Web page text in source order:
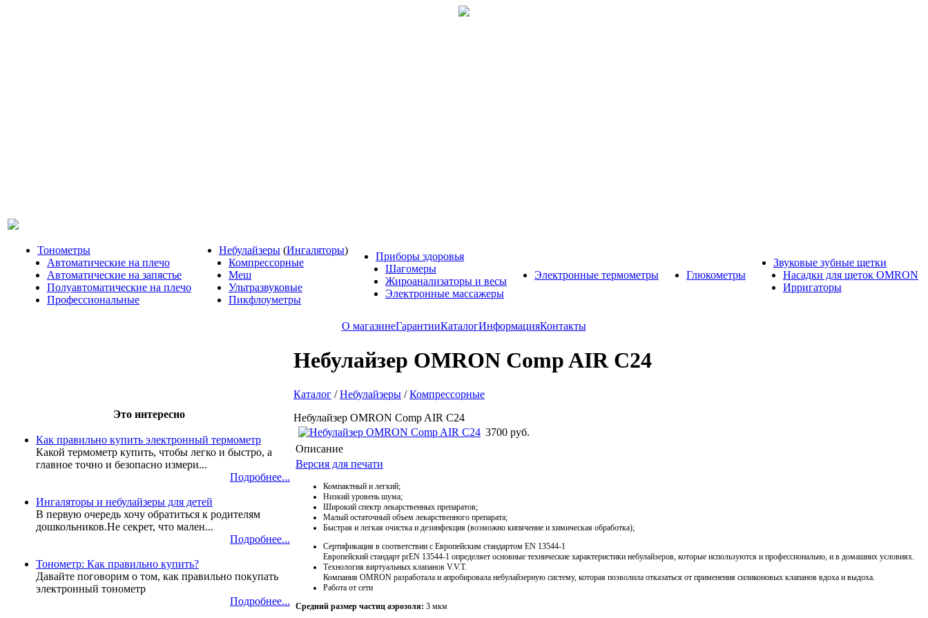
Тонометры
Автоматические на плечо
Автоматические на запястье
Полуавтоматические на плечо
Профессиональные
Небулайзеры (Ингаляторы)
Компрессорные
Меш
Ультразвуковые
Пикфлоуметры
Приборы здоровья
Шагомеры
Жироанализаторы и весы
Электронные массажеры
Электронные термометры Глюкометры
Звуковые зубные щетки
Насадки для щеток OMRON
Ирригаторы
О магазинеГарантииКаталогИнформацияКонтакты
Это интересно
Как правильно купить электронный термометр
Какой термометр купить, чтобы легко и быстро, а
главное точно и безопасно измери...
Подробнее...
Ингаляторы и небулайзеры для детей
В первую очередь хочу обратиться к родителям
дошкольников.Не секрет, что мален...
Подробнее...
Тонометр: Как правильно купить?
Давайте поговорим о том, как правильно покупать
электронный тонометр
Подробнее...
Небулайзер OMRON Comp AIR C24
Каталог /Небулайзеры /Компрессорные
Небулайзер OMRON Comp AIR C24
3700 руб.
Описание
Версия для печати
Компактный и легкий;
Низкий уровень шума;
Широкий спектр лекарственных препаратов;
Малый остаточный объем лекарственного препарата;
Быстрая и легкая очистка и дезинфекция (возможно кипячение и химическая обработка);
Сертификация в соответствии с Европейским стандартом EN 13544-1
Европейский стандарт prEN 13544-1 определяет основные технические характеристики небулайзеров, которые используются и профессионально, и в домашних условиях.
Технология виртуальных клапанов V.V.T.
Компания OMRON разработала и апробировала небулайзерную систему, которая позволила отказаться от применения силиконовых клапанов вдоха и выдоха.
Работа от сети
Средний размер частиц аэрозоля: 3 мкм